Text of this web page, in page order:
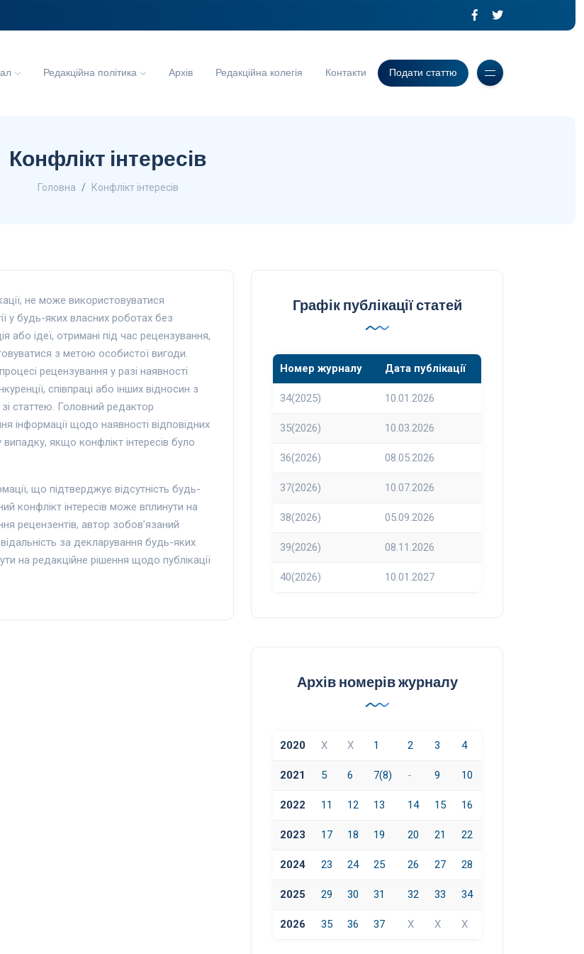
Редакційна політика Архів Редакційна колегія Контакти Подати статтю
Конфлікт інтересів
Головна Конфлікт інтересів
не може використовуватися
у будь-яких власних роботах без
ідеї, отримані під час рецензування,
з метою особистої вигоди.
рецензування у разі наявності
співпраці або інших відносин з
статтею. Головний редактор
інформації щодо наявності відповідних
якщо конфлікт інтересів було
що підтверджує відсутність будь-
конфлікт інтересів може вплинути на
рецензентів, автор зобов’язаний
за декларування будь-яких
на редакційне рішення щодо публікації
Графік публікації статей
Номер журналу Дата публікації
34(2025) 10.01.2026
35(2026) 10.03.2026
36(2026) 08.05.2026
37(2026) 10.07.2026
38(2026) 05.09.2026
39(2026) 08.11.2026
40(2026) 10.01.2027
Архів номерів журналу
2020 X X 1 2 3 4
2021 5 6 7(8) - 9 10
2022 11 12 13 14 15 16
2023 17 18 19 20 21 22
2024 23 24 25 26 27 28
2025 29 30 31 32 33 34
2026 35 36 37 X X X